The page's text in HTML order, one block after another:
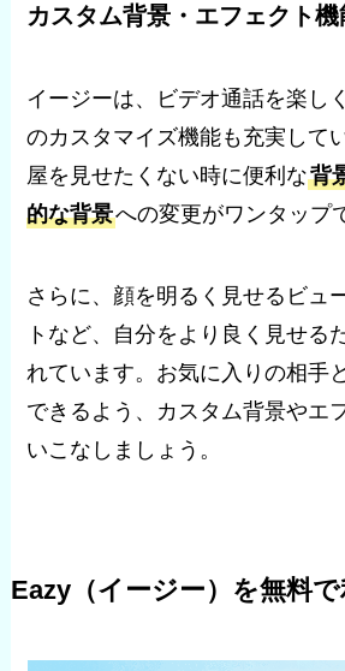
カスタム背景・エフェクト機
イージーは、ビデオ通話を楽し
のカスタマイズ機能も充実して
屋を見せたくない時に便利な背
的な背景への変更がワンタップ
さらに、顔を明るく見せるビュ
トなど、自分をより良く見せる
れています。お気に入りの相手
できるよう、カスタム背景やエ
いこなしましょう。
Eazy（イージー）を無料